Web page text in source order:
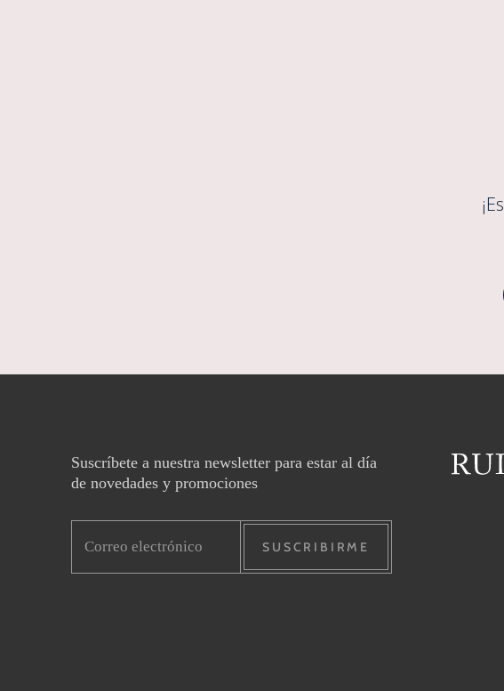
Suscríbete a nuestra newsletter para estar al día
de novedades y promociones
SUSCRIBIRME